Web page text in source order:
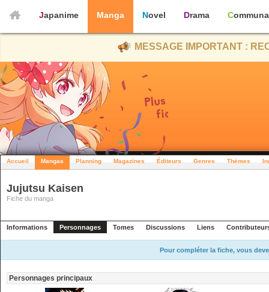
Japanime Manga Novel Drama
MESSAGE IMPORTANT :
Accueil Mangas Planning Magazines Éditeurs Genres Thèmes
Jujutsu Kaisen
Fiche du manga
Informations Personnages Tomes Discussions Liens
Pour compléter la fiche, vous
Personnages principaux